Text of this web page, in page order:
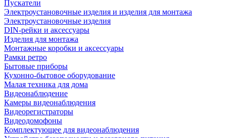
Пускатели
Электроустановочные изделия и изделия для монтажа
Электроустановочные изделия
DIN-рейки и аксессуары
Изделия для монтажа
Монтажные коробки и аксессуары
Рамки ретро
Бытовые приборы
Кухонно-бытовое оборудование
Малая техника для дома
Видеонаблюдение
Камеры видеонаблюдения
Видеорегистраторы
Видеодомофоны
Комплектующее для видеонаблюдения